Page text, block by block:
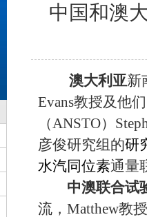
中国和澳
澳大利亚新
Evans教授及他
（ANSTO）
彦俊研究组的研
水汽同位素通量
中澳联合试
流，Matthew教